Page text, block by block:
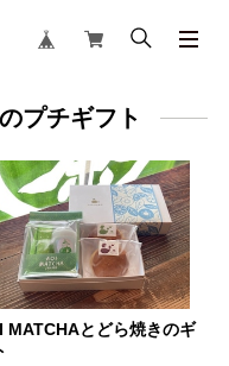
プチギフト
MATCHAとどら焼きのギ